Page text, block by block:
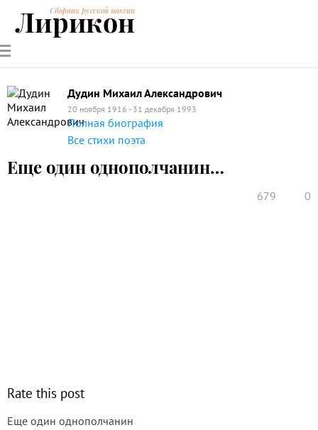
РУССКИЕ
ПОЭТЫ
СОВРЕМЕННИКИЭНЦИКЛОПЕДИЯ
ПОЭЗИИ
Сборник русской поэзии
Лирикон
Дудин Михаил Александрович
20 ноября 1916 - 31 декабря 1993
Полная биография
Все стихи поэта
Еще один однополчанин…
679 0
Rate this post
Еще один однополчанин